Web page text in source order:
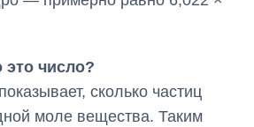
число?
сколько частиц
моле вещества. Таким